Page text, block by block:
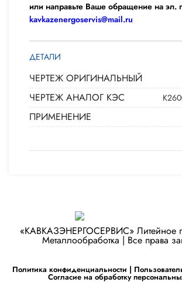
или направьте Ваше обращение на эл.
kavkazenergoservis@mail.ru
ДЕТАЛИ
ЧЕРТЕЖ ОРИГИНАЛЬНЫЙ
ЧЕРТЕЖ АНАЛОГ КЭС
ПРИМЕНЕНИЕ
«КАВКАЗЭНЕРГОСЕРВИС» ​Литейное
Металлообработка | Все права
Политика конфиденциальности |
Согласие на обработку